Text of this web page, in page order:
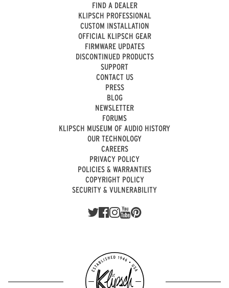
FIND A DEALER
KLIPSCH PROFESSIONAL
CUSTOM INSTALLATION
OFFICIAL KLIPSCH GEAR
FIRMWARE UPDATES
DISCONTINUED PRODUCTS
SUPPORT
CONTACT US
PRESS
BLOG
NEWSLETTER
FORUMS
KLIPSCH MUSEUM OF AUDIO HISTORY
OUR TECHNOLOGY
CAREERS
PRIVACY POLICY
POLICIES & WARRANTIES
COPYRIGHT POLICY
SECURITY & VULNERABILITY